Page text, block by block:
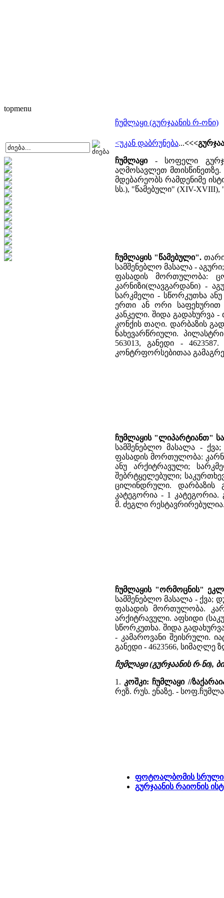
topmenu
ჩუმლაყი (გურჯაანის რ-ონი)
<უკან დაბრუნება...
ჩუმლაყი- სოფელი
აღმოსავლეთ მთისწინეთზე.
მდებარეობს რამდენიმე
სს.), "წამებული" (XIV-
ჩუმლაყის "წამებული".
სამშენებლო მასალა -
ფასადის მორთულობა:
კარნიზი(ლავგარდანი) -
სარკმელი - სწორკუთხა
ერთი ან ორი საფეხურით
კანკელი. შიდა გადახურვა
კონქის თაღი. დარბაზის
ნახევარწრიული.
563013, განედი -
კონტრფორსებითაა
ჩუმლაყის "ლიპარტიანთ"
სამშენებლო მასალა -
ფასადის მორთულობა:
ანუ არქიტრავული;
შებრტყელებული;
ცილინდრული. დარბაზის
კატეგორია - 1 კატეგორია.
მ. ძეგლი
ჩუმლაყის "ორმოცნის"
სამშენებლო მასალა - ქვა;
ფასადის მორთულობა.
არქიტრავული. აფსიდი
სწორკუთხა. შიდა
- კამაროვანი შეისრული.
განედი - 4623566, სიმაღლე
ჩუმლაყი (გურჯაანის რ-ნი),
1. კოშკი: ჩუმლაყი //
რეზ. რუს. ენაზე. -
ფოტოალბომის სრული
გურჯაანის რაიონის